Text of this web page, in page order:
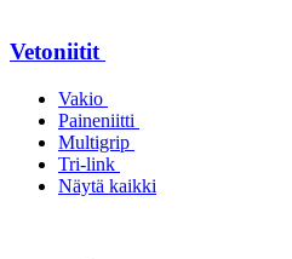
Vetoniitit
Vakio
Paineniitti
Multigrip
Tri-link
Näytä kaikki